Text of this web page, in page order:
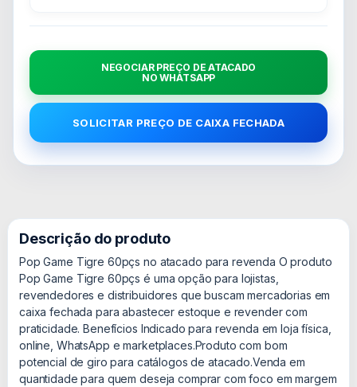
NEGOCIAR PREÇO DE ATACADO
NO WHATSAPP
SOLICITAR PREÇO DE CAIXA FECHADA
Descrição do produto
Pop Game Tigre 60pçs no atacado para revenda O produto
Pop Game Tigre 60pçs é uma opção para lojistas,
revendedores e distribuidores que buscam mercadorias em
caixa fechada para abastecer estoque e revender com
praticidade. Benefícios Indicado para revenda em loja física,
online, WhatsApp e marketplaces.Produto com bom
potencial de giro para catálogos de atacado.Venda em
quantidade para quem deseja comprar com foco em margem